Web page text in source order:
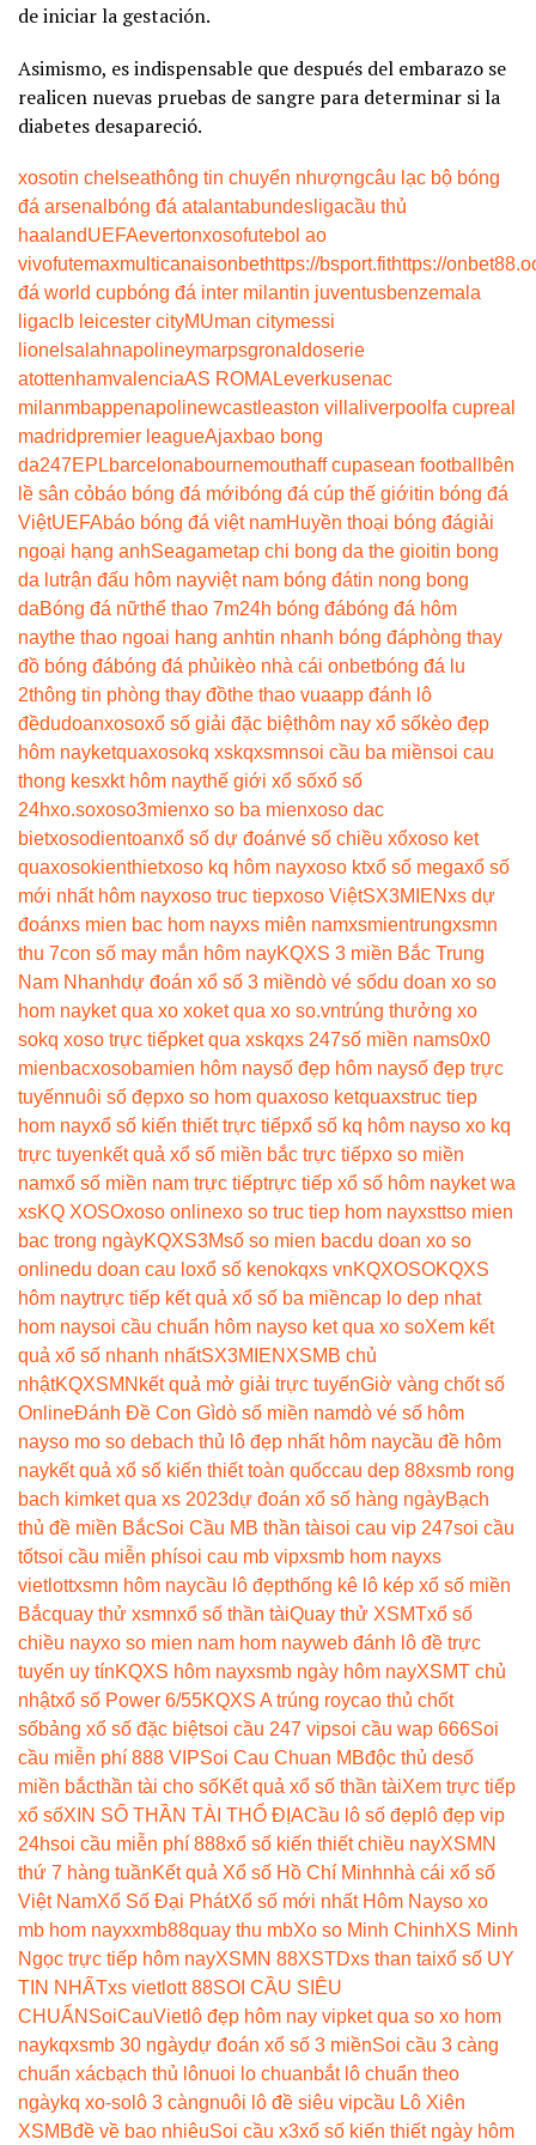
de iniciar la gestación.
Asimismo, es indispensable que después del embarazo se
realicen nuevas pruebas de sangre para determinar si la
diabetes desapareció.
xosotin chelseathông tin chuyển nhượngcâu lạc bộ bóng
đá arsenal bóng đá atalantabundesligacầu thủ
haalandUEFAevertonxosofutebol ao
vivofutemaxmulticanaisonbethttps://bsport.fithttps://
đá world cupbóng đá inter milantin juventusbenzema la
ligaclb leicester cityMUman citymessi
lionel salahnapolineymarpsgronaldoserie
atottenhamvalenciaAS ROMA Leverkusenac
milanmbappenapolinewcastleaston villa liverpool fa cupreal
madridpremier leagueAjaxbao bong
da247EPLbarcelonabournemouthaff cupasean football
bên
lề sân cỏbáo bóng đá mớibóng đá cúp thế giớitin bóng đá
ViệtUEFAbáo bóng đá việt namHuyền thoại bóng đágiải
ngoại hạng anhSeagametap chi bong da the gioitin bong
da lutrận đấu hôm nayviệt nam bóng đátin nong bong
daBóng đá nữthể thao 7m24h bóng đábóng đá hôm
naythe thao ngoai hang anhtin nhanh bóng đáphòng thay
đồ bóng đábóng đá phủikèo nhà cái onbetbóng đá lu
2thông tin phòng thay đồthe thao vuaapp đánh lô
đềdudoanxosoxổ số giải đặc biệthôm nay xổ sốkèo đẹp
hôm nayketquaxosokq xskqxsmnsoi cầu ba miềnsoi cau
thong kesxkt hôm naythế giới xổ sốxổ số
24hxo.soxoso3mienxo so ba mienxoso dac
bietxosodientoanxổ số dự đoánvé số chiều xổxoso ket
quaxosokienthietxoso kq hôm nayxoso ktxổ số megaxổ số
mới nhất hôm nayxoso truc tiepxoso ViệtSX3MIENxs dự
đoánxs mien bac hom nayxs miên namxsmientrungxsmn
thu 7con số may mắn hôm nayKQXS 3 miền Bắc Trung
Nam Nhanhdự đoán xổ số 3 miềndò vé sốdu doan xo so
hom nayket qua xo xoket qua xo so.vntrúng thưởng xo
sokq xoso trực tiếpket qua xskqxs 247số miền nams0x0
mienbacxosobamien hôm naysố đẹp hôm naysố đẹp trực
tuyếnnuôi số đẹpxo so hom quaxoso ketquaxstruc tiep
hom nayxổ số kiến thiết trực tiếpxổ số kq hôm nayso xo kq
trực tuyenkết quả xổ số miền bắc trực tiếpxo so miền
namxổ số miền nam trực tiếptrực tiếp xổ số hôm nayket wa
xsKQ XOSOxoso onlinexo so truc tiep hom nayxsttso mien
bac trong ngàyKQXS3Msố so mien bacdu doan xo so
onlinedu doan cau loxổ số kenokqxs vnKQXOSOKQXS
hôm naytrực tiếp kết quả xổ số ba miềncap lo dep nhat
hom naysoi cầu chuẩn hôm nayso ket qua xo soXem kết
quả xổ số nhanh nhấtSX3MIEN XSMB chủ
nhậtKQXSMN kết quả mở giải trực tuyếnGiờ vàng chốt số
OnlineĐánh Đề Con Gìdò số miền namdò vé số hôm
nayso mo so debach thủ lô đẹp nhất hôm naycầu đề hôm
naykết quả xổ số kiến thiết toàn quốccau dep 88xsmb rong
bach kimket qua xs 2023dự đoán xổ số hàng ngàyBạch
thủ đề miền BắcSoi Cầu MB thần tàisoi cau vip 247soi cầu
tốtsoi cầu miễn phísoi cau mb vipxsmb hom nayxs
vietlottxsmn hôm naycầu lô đẹpthống kê lô kép xổ số miền
Bắcquay thử xsmnxổ số thần tàiQuay thử XSMTxổ số
chiều nayxo so mien nam hom nayweb đánh lô đề trực
tuyến uy tínKQXS hôm nayxsmb ngày hôm nayXSMT chủ
nhậtxổ số Power 6/55KQXS A trúng roycao thủ chốt
sốbảng xổ số đặc biệtsoi cầu 247 vipsoi cầu wap 666Soi
cầu miễn phí 888 VIPSoi Cau Chuan MBđộc thủ desố
miền bắcthần tài cho sốKết quả xổ số thần tàiXem trực tiếp
xổ sốXIN SỐ THẦN TÀI THỔ ĐỊACầu lô số đẹp lô đẹp vip
24hsoi cầu miễn phí 888xổ số kiến thiết chiều nayXSMN
thứ 7 hàng tuầnKết quả Xổ số Hồ Chí Minhnhà cái xổ số
Việt NamXổ Số Đại PhátXổ số mới nhất Hôm Nayso xo
mb hom nayxxmb88quay thu mbXo so Minh ChinhXS Minh
Ngọc trực tiếp hôm nayXSMN 88XSTDxs than taixổ số UY
TIN NHẤTxs vietlott 88SOI CẦU SIÊU
CHUẨN SoiCauVietlô đẹp hôm nay vipket qua so xo hom
naykqxsmb 30 ngàydự đoán xổ số 3 miềnSoi cầu 3 càng
chuẩn xácbạch thủ lônuoi lo chuanbắt lô chuẩn theo
ngàykq xo-so lô 3 càngnuôi lô đề siêu vipcầu Lô Xiên
XSMBđề về bao nhiêuSoi cầu x3xổ số kiến thiết ngày hôm